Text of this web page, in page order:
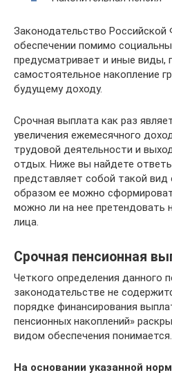
Законодательство
обеспечении помимо
предусматривает и иные виды,
самостоятельное накопление
будущему доходу.
Срочная выплата как раз
увеличения ежемесячного
трудовой деятельности и
отдых. Ниже вы найдете
представляет собой такой вид
образом ее можно
можно ли на нее претендовать
лица.
Срочная пенсионная
Четкого определения данного
законодательстве не
порядке финансирования
пенсионных накоплений»
видом обеспечения понимается.
На основании указанной